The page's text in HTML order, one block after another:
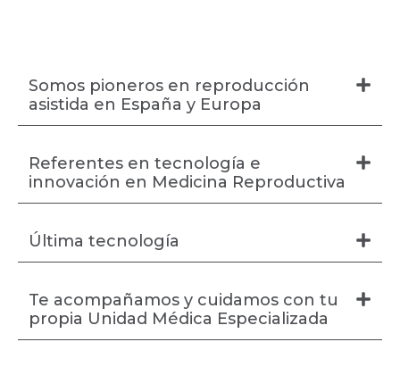
Somos pioneros en reproducción
asistida en España y Europa
Referentes en tecnología e
innovación en Medicina Reproductiva
Última tecnología
Te acompañamos y cuidamos con tu
propia Unidad Médica Especializada